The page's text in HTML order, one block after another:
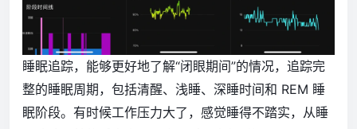
睡眠追踪，能够更好地了解“闭眼期间”的情况，追踪完
整的睡眠周期，包括清醒、浅睡、深睡时间和 REM 睡
眠阶段。有时候工作压力大了，感觉睡得不踏实，从睡